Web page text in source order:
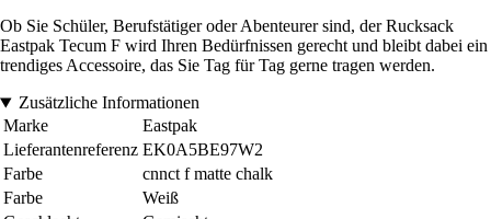
Ob Sie Schüler, Berufstätiger oder Abenteurer sind, der Rucksack
Eastpak Tecum F wird Ihren Bedürfnissen gerecht und bleibt dabei ein
trendiges Accessoire, das Sie Tag für Tag gerne tragen werden.
Zusätzliche Informationen
Marke
Eastpak
Lieferantenreferenz EK0A5BE97W2
Farbe
cnnct f matte chalk
Farbe
Weiß